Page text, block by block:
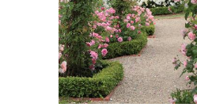
Дерева для арки